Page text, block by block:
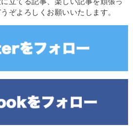
ぞよろしくお願いいたします。